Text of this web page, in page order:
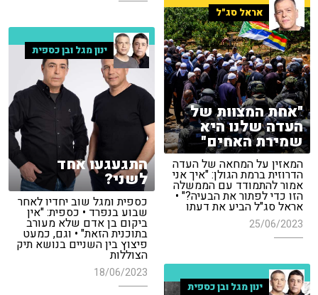
אראל סג"ל
"אחת המצוות של
העדה שלנו היא
שמירת האחים"
המאזין על המחאה של העדה
הדרוזית ברמת הגולן: "איך אני
אמור להתמודד עם הממשלה
הזו כדי לפתור את הבעיה?" •
אראל סג"ל הביע את דעתו
25/06/2023
ינון מגל ובן כספית
התגעגעו אחד
לשני?
כספית ומגל שוב יחדיו לאחר
שבוע בנפרד • כספית: "אין
ביקום בן אדם שלא מעורב
בתוכנית הזאת" • וגם, כמעט
פיצוץ בין השניים בנושא תיק
הצוללות
18/06/2023
ינון מגל ובן כספית